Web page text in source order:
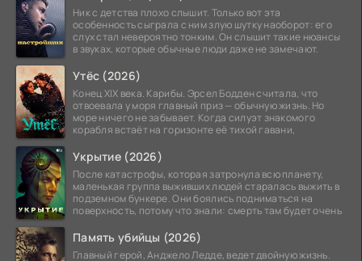
Ник с детства плохо слышит. Только вот эта
особенность сыграла с ним злую шутку наоборот: его
слух стал невероятно тонким. Он слышит такие нюансы
в звуках, которые обычные люди даже не замечают.
Утёс (2026)
Конец XIX века. Карибы. Эрсел Бодден считала, что
отвоевала у моря главный приз — обычную жизнь. Но
море ничего не забывает. Когда силуэт знакомого
корабля встаёт на горизонте её тихой гавани,
Укрытие (2026)
После катастрофы, которая затронула всю планету,
маленькая группа выживших людей старалась выжить в
подземном бункере. Они боялись подниматься на
поверхность, потому что знали: смерть там будет очень
Память убийцы (2026)
Главный герой, Анджело Ледде, ведет двойную жизнь.